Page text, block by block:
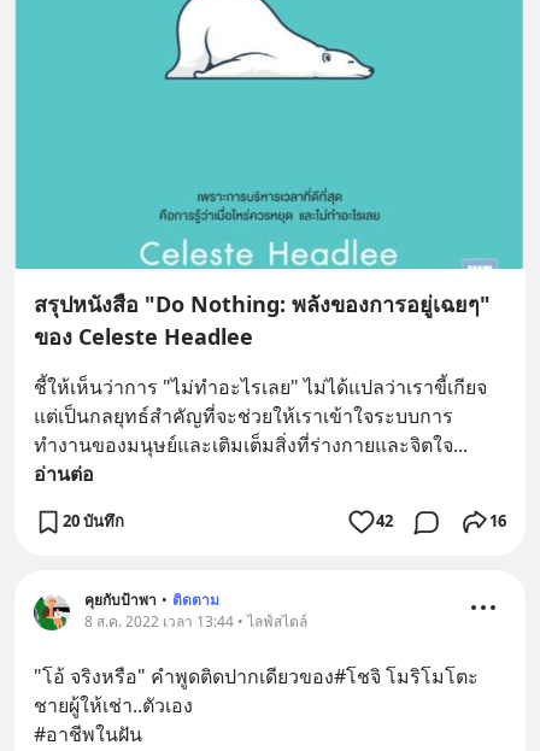
สรุปหนังสือ "Do Nothing: พลังของการอยู่เฉยๆ"
ของ Celeste Headlee
ชี้ให้เห็นว่าการ "ไม่ทำอะไรเลย" ไม่ได้แปลว่าเราขี้เกียจ
แต่เป็นกลยุทธ์สำคัญที่จะช่วยให้เราเข้าใจระบบการ
ทำงานของมนุษย์และเติมเต็มสิ่งที่ร่างกายและจิตใจ
อ่านต่อ
20 บันทึก 42 16
คุยกับป้าพา • ติดตาม
8 ส.ค. 2022 เวลา 13:44 • ไลฟ์สไตล์
"โอ้ จริงหรือ" คำพูดติดปากเดียวของ#โชจิ โมริโมโตะ
ชายผู้ให้เช่า..ตัวเอง
#อาชีพในฝัน